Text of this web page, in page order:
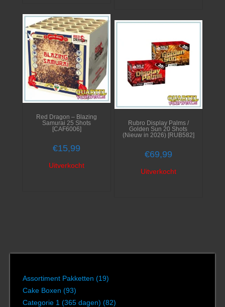
Red Dragon – Blazing
Samurai 25 Shots
[CAF6006]
€15,99
Uitverkocht
Rubro Display Palms /
Golden Sun 20 Shots
(Nieuw in 2026) [RUB582]
€69,99
Uitverkocht
Assortiment Pakketten (19)
Cake Boxen (93)
Categorie 1 (365 dagen) (82)